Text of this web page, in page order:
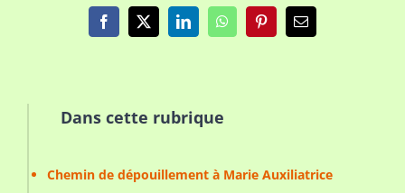
Facebook
X LinkedInWhatsAppPinterestEmail
Dans cette rubrique
Chemin de dépouillement à Marie Auxiliatrice